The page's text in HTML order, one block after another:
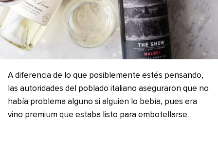
A diferencia de lo que posiblemente estés pensando,
las autoridades del poblado italiano aseguraron que no
había problema alguno si alguien lo bebía, pues era
vino premium que estaba listo para embotellarse.